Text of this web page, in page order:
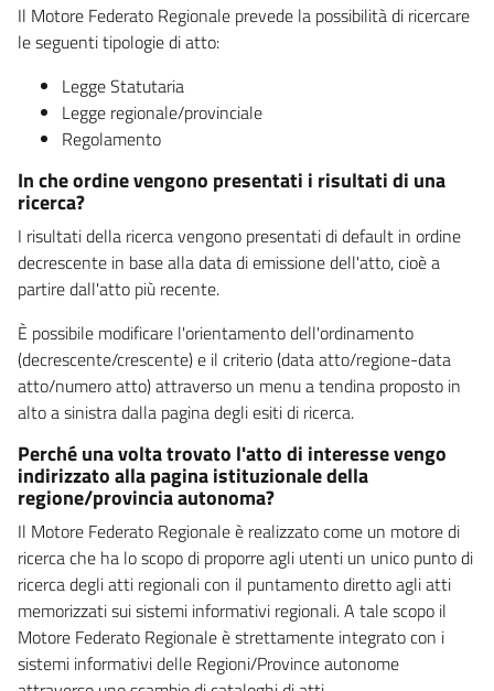
Il Motore Federato Regionale prevede la possibilità di ricercare
le seguenti tipologie di atto:
Legge Statutaria
Legge regionale/provinciale
Regolamento
In che ordine vengono presentati i risultati di una
ricerca?
I risultati della ricerca vengono presentati di default in ordine
decrescente in base alla data di emissione dell'atto, cioè a
partire dall'atto più recente.
È possibile modificare l'orientamento dell'ordinamento
(decrescente/crescente) e il criterio (data atto/regione-data
atto/numero atto) attraverso un menu a tendina proposto in
alto a sinistra dalla pagina degli esiti di ricerca.
Perché una volta trovato l'atto di interesse vengo
indirizzato alla pagina istituzionale della
regione/provincia autonoma?
Il Motore Federato Regionale è realizzato come un motore di
ricerca che ha lo scopo di proporre agli utenti un unico punto di
ricerca degli atti regionali con il puntamento diretto agli atti
memorizzati sui sistemi informativi regionali. A tale scopo il
Motore Federato Regionale è strettamente integrato con i
sistemi informativi delle Regioni/Province autonome